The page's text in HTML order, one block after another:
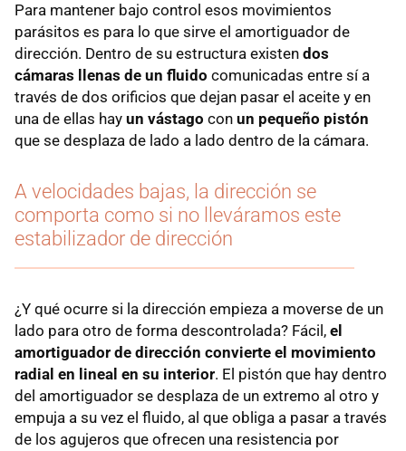
Para mantener bajo control esos movimientos
parásitos es para lo que sirve el amortiguador de
dirección. Dentro de su estructura existen dos
cámaras llenas de un fluido comunicadas entre sí a
través de dos orificios que dejan pasar el aceite y en
una de ellas hay un vástago con un pequeño pistón
que se desplaza de lado a lado dentro de la cámara.
A velocidades bajas, la dirección se
comporta como si no lleváramos este
estabilizador de dirección
¿Y qué ocurre si la dirección empieza a moverse de un
lado para otro de forma descontrolada? Fácil, el
amortiguador de dirección convierte el movimiento
radial en lineal en su interior. El pistón que hay dentro
del amortiguador se desplaza de un extremo al otro y
empuja a su vez el fluido, al que obliga a pasar a través
de los agujeros que ofrecen una resistencia por